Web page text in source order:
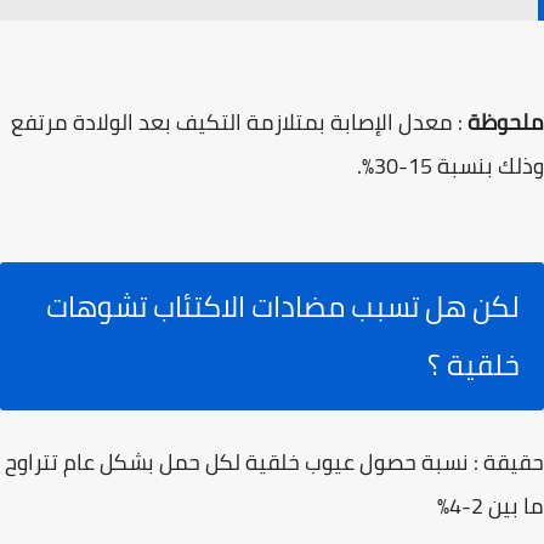
ملحوظة: معدل الإصابة بمتلازمة التكيف بعد الولادة مرتفع
وذلك بنسبة 15-30%.
لكن هل تسبب مضادات الاكتئاب تشوهات
خلقية ؟
حقيقة : نسبة حصول عيوب خلقية لكل حمل بشكل عام تتراوح
ما بين 2-4%